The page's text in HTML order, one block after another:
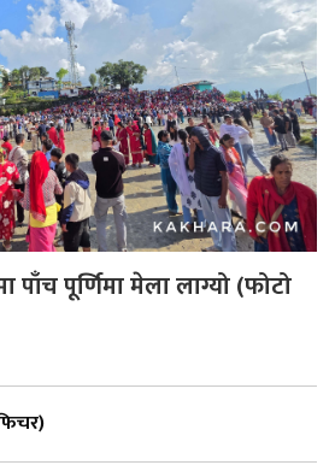
पूर्णिमा मेला लाग्यो (फोटो